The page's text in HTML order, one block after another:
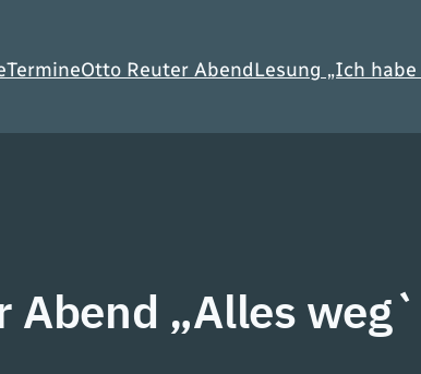
TermineOtto Reuter AbendLesung „Ich habe
„Alles